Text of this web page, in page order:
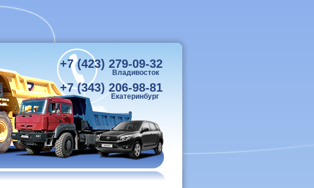
+7 (423) 279-09-32
Владивосток
+7 (343) 206-98-81
Екатеринбург